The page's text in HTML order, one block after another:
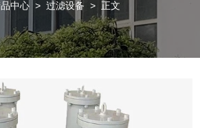
中心 >过滤设备 > 正文